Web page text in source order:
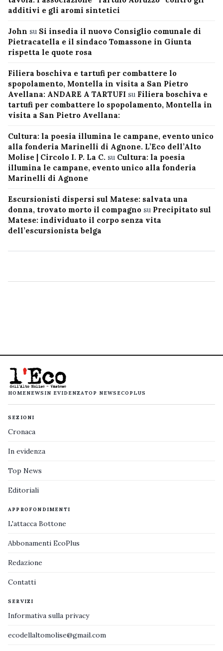
additivi e gli aromi sintetici
John su Si insedia il nuovo Consiglio comunale di
Pietracatella e il sindaco Tomassone in Giunta
rispetta le quote rosa
Filiera boschiva e tartufi per combattere lo
spopolamento, Montella in visita a San Pietro
Avellana: ANDARE A TARTUFI su Filiera boschiva e
tartufi per combattere lo spopolamento, Montella in
visita a San Pietro Avellana:
Cultura: la poesia illumina le campane, evento unico
alla fonderia Marinelli di Agnone. L’Eco dell’Alto
Molise | Circolo I. P. La C. su Cultura: la poesia
illumina le campane, evento unico alla fonderia
Marinelli di Agnone
Escursionisti dispersi sul Matese: salvata una
donna, trovato morto il compagno su Precipitato sul
Matese: individuato il corpo senza vita
dell’escursionista belga
HOMENEWS IN EVIDENZATOP NEWS ECOPLUS
SEZIONI
Cronaca
In evidenza
Top News
Editoriali
APPROFONDIMENTI
L'attacca Bottone
Abbonamenti EcoPlus
Redazione
Contatti
SERVIZI
Informativa sulla privacy
ecodellaltomolise@gmail.com